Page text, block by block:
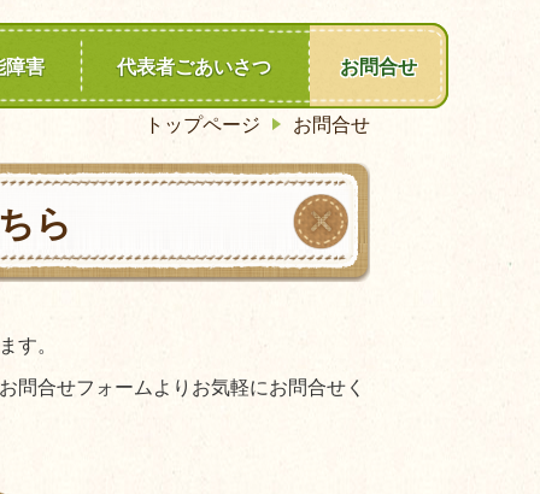
障害 代表者ごあいさつ お問合せ
トップページ お問合せ
ら
す。
問合せフォームよりお気軽にお問合せく